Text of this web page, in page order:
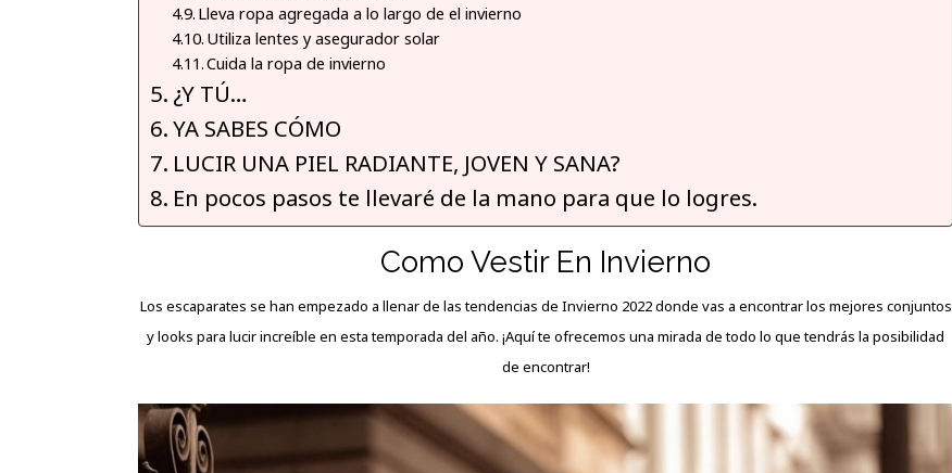
Lleva ropa agregada a lo largo de el invierno
Utiliza lentes y asegurador solar
Cuida la ropa de invierno
¿Y TÚ…
YA SABES CÓMO
LUCIR UNA PIEL RADIANTE, JOVEN Y SANA?
En pocos pasos te llevaré de la mano para que lo logres.
Como Vestir En Invierno
Los escaparates se han empezado a llenar de las tendencias de Invierno 2022 donde vas a encontrar los mejores conjuntos
y looks para lucir increíble en esta temporada del año. ¡Aquí te ofrecemos una mirada de todo lo que tendrás la posibilidad
de encontrar!